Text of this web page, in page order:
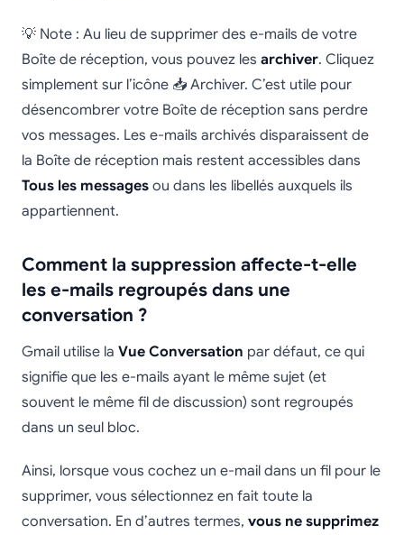
💡 Note : Au lieu de supprimer des e-mails de votre
Boîte de réception, vous pouvez les archiver. Cliquez
simplement sur l’icône 📥 Archiver. C’est utile pour
désencombrer votre Boîte de réception sans perdre
vos messages. Les e-mails archivés disparaissent de
la Boîte de réception mais restent accessibles dans
Tous les messages ou dans les libellés auxquels ils
appartiennent.
Comment la suppression affecte-t-elle
les e-mails regroupés dans une
conversation ?
Gmail utilise la Vue Conversation par défaut, ce qui
signifie que les e-mails ayant le même sujet (et
souvent le même fil de discussion) sont regroupés
dans un seul bloc.
Ainsi, lorsque vous cochez un e-mail dans un fil pour le
supprimer, vous sélectionnez en fait toute la
conversation. En d’autres termes, vous ne supprimez